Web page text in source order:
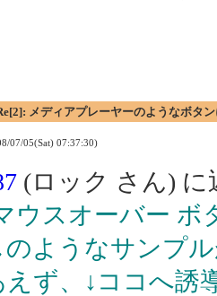
メディアプレーヤーのようなボタ
07/05(Sat) 07:37:30)
(ロック さん) に
ウスオーバー
のようなサンプ
えず、↓ココへ誘